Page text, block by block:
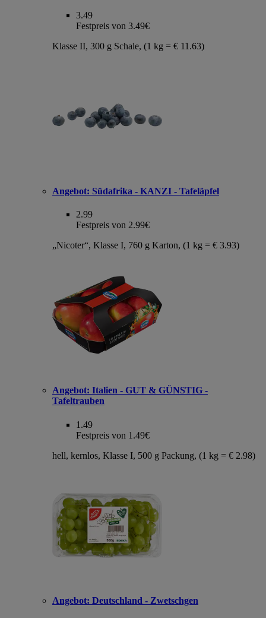
3.49
Festpreis von 3.49€
Klasse II, 300 g Schale, (1 kg = € 11.63)
Angebot: Südafrika - KANZI - Tafeläpfel
2.99
Festpreis von 2.99€
„Nicoter“, Klasse I, 760 g Karton, (1 kg = € 3.93)
Angebot: Italien - GUT & GÜNSTIG -
Tafeltrauben
1.49
Festpreis von 1.49€
hell, kernlos, Klasse I, 500 g Packung, (1 kg = € 2.98)
Angebot: Deutschland - Zwetschgen